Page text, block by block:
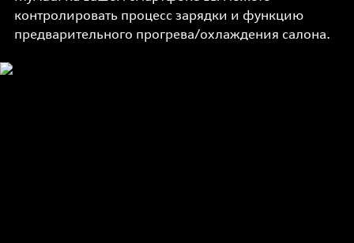
контролировать процесс зарядки и функцию
предварительного прогрева/охлаждения салона.